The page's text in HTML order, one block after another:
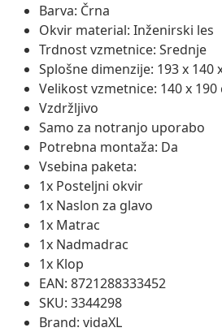
Barva: Črna
Okvir material: Inženirski les
Trdnost vzmetnice: Srednje
Splošne dimenzije: 193 x 140
Velikost vzmetnice: 140 x 190
Vzdržljivo
Samo za notranjo uporabo
Potrebna montaža: Da
Vsebina paketa:
1x Posteljni okvir
1x Naslon za glavo
1x Matrac
1x Nadmadrac
1x Klop
EAN: 8721288333452
SKU: 3344298
Brand: vidaXL